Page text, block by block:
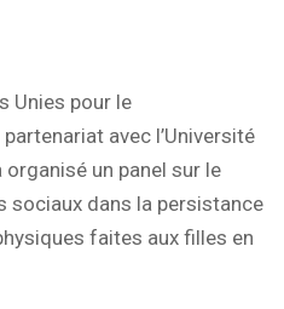
Unies pour le
avec l’Université
organisé un panel sur le
sociaux dans la persistance
faites aux filles en